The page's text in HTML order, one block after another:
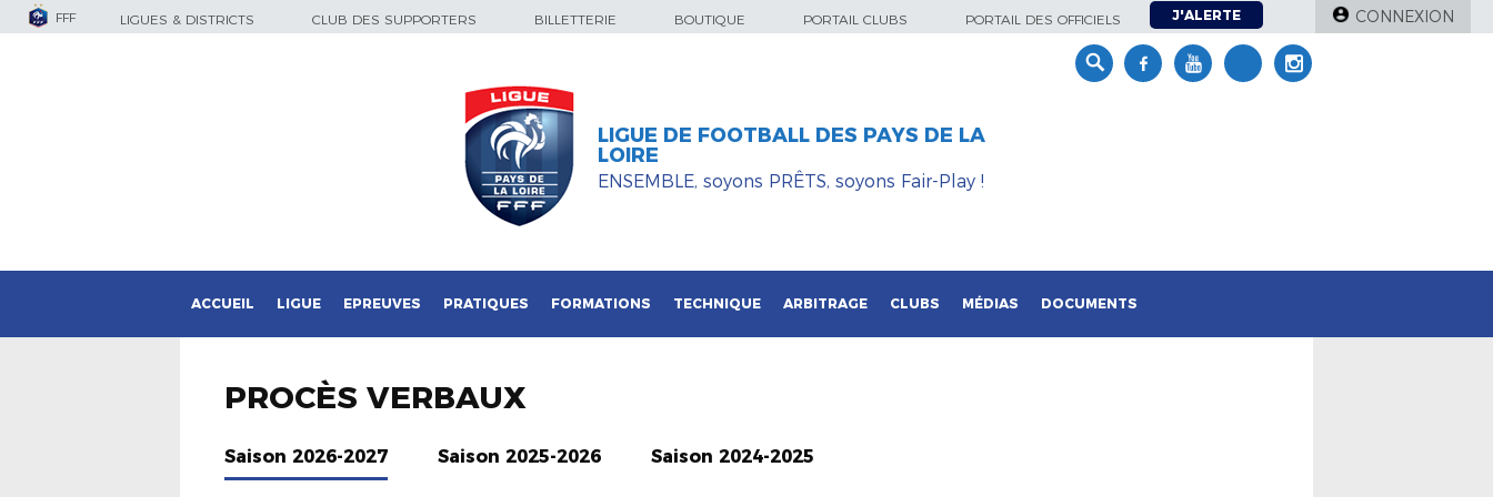
FFF LIGUES & DISTRICTS CLUB DES SUPPORTERS BILLETTERIE BOUTIQUE PORTAIL CLUBS PORTAIL DES OFFICIELS J'ALERTE CONNEXION
LIGUE DE FOOTBALL DES PAYS DE LA
LOIRE
ENSEMBLE, soyons PRÊTS, soyons Fair-Play !
ACCUEIL LIGUE EPREUVES PRATIQUES FORMATIONS TECHNIQUE ARBITRAGE CLUBS MÉDIAS DOCUMENTS
PROCÈS VERBAUX
Saison 2026-2027 Saison 2025-2026 Saison 2024-2025